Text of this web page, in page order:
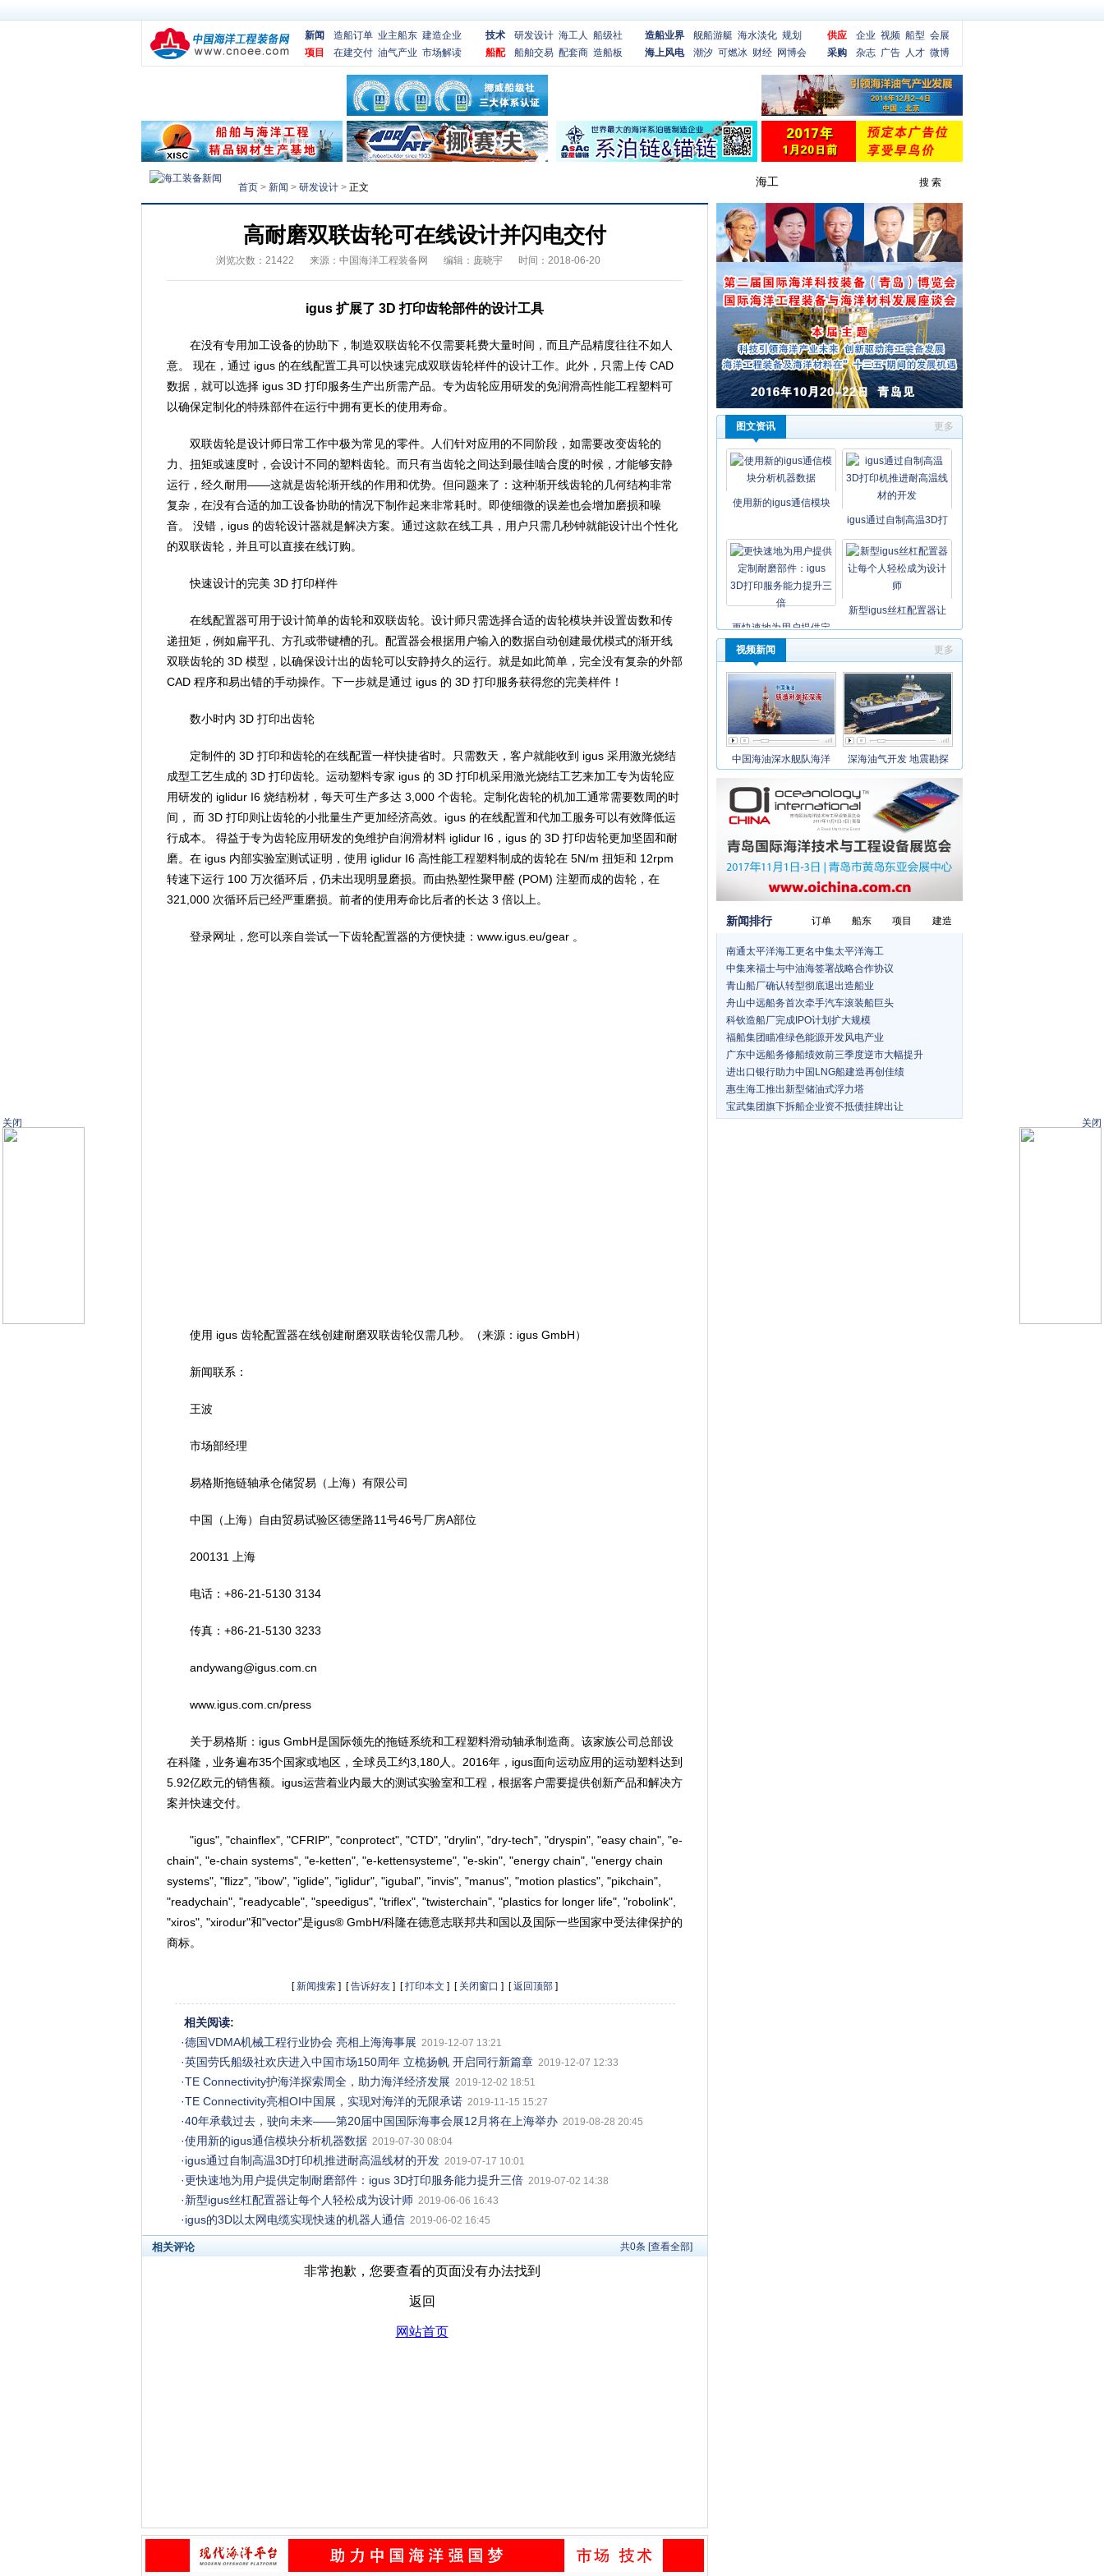
关闭
关闭
新闻 造船订单 业主船东 建造企业
项目
在建交付 油气产业 市场解读
技术 研发设计 海工人 船级社
船配
船舶交易 配套商 造船板
造船业界 舰船游艇 海水淡化 规划
海上风电
潮汐 可燃冰 财经 网博会
供应 企业 视频 船型 会展
采购
杂志 广告 人才 微博
首页 > 新闻 > 研发设计 > 正文
高耐磨双联齿轮可在线设计并闪电交付
浏览次数： 21422 来源： 中国海洋工程装备网 编辑：庞晓宇 时间：2018-06-20
igus 扩展了 3D 打印齿轮部件的设计工具
在没有专用加工设备的协助下，制造双联齿轮不仅需要耗费大量时间，而且产品精度往往不如人
意。 现在，通过 igus 的在线配置工具可以快速完成双联齿轮样件的设计工作。此外，只需上传 CAD
数据，就可以选择 igus 3D 打印服务生产出所需产品。专为齿轮应用研发的免润滑高性能工程塑料可
以确保定制化的特殊部件在运行中拥有更长的使用寿命。
双联齿轮是设计师日常工作中极为常见的零件。人们针对应用的不同阶段，如需要改变齿轮的
力、扭矩或速度时，会设计不同的塑料齿轮。而只有当齿轮之间达到最佳啮合度的时候，才能够安静
运行，经久耐用——这就是齿轮渐开线的作用和优势。但问题来了：这种渐开线齿轮的几何结构非常
复杂，在没有合适的加工设备协助的情况下制作起来非常耗时。即使细微的误差也会增加磨损和噪
音。 没错，igus 的齿轮设计器就是解决方案。通过这款在线工具，用户只需几秒钟就能设计出个性化
的双联齿轮，并且可以直接在线订购。
快速设计的完美 3D 打印样件
在线配置器可用于设计简单的齿轮和双联齿轮。设计师只需选择合适的齿轮模块并设置齿数和传
递扭矩，例如扁平孔、方孔或带键槽的孔。配置器会根据用户输入的数据自动创建最优模式的渐开线
双联齿轮的 3D 模型，以确保设计出的齿轮可以安静持久的运行。就是如此简单，完全没有复杂的外部
CAD 程序和易出错的手动操作。下一步就是通过 igus 的 3D 打印服务获得您的完美样件！
数小时内 3D 打印出齿轮
定制件的 3D 打印和齿轮的在线配置一样快捷省时。只需数天，客户就能收到 igus 采用激光烧结
成型工艺生成的 3D 打印齿轮。运动塑料专家 igus 的 3D 打印机采用激光烧结工艺来加工专为齿轮应
用研发的 iglidur I6 烧结粉材，每天可生产多达 3,000 个齿轮。定制化齿轮的机加工通常需要数周的时
间， 而 3D 打印则让齿轮的小批量生产更加经济高效。igus 的在线配置和代加工服务可以有效降低运
行成本。 得益于专为齿轮应用研发的免维护自润滑材料 iglidur I6，igus 的 3D 打印齿轮更加坚固和耐
磨。在 igus 内部实验室测试证明，使用 iglidur I6 高性能工程塑料制成的齿轮在 5N/m 扭矩和 12rpm
转速下运行 100 万次循环后，仍未出现明显磨损。而由热塑性聚甲醛 (POM) 注塑而成的齿轮，在
321,000 次循环后已经严重磨损。前者的使用寿命比后者的长达 3 倍以上。
登录网址，您可以亲自尝试一下齿轮配置器的方便快捷：www.igus.eu/gear 。
使用 igus 齿轮配置器在线创建耐磨双联齿轮仅需几秒。（来源：igus GmbH）
新闻联系：
王波
市场部经理
易格斯拖链轴承仓储贸易（上海）有限公司
中国（上海）自由贸易试验区德堡路11号46号厂房A部位
200131 上海
电话：+86-21-5130 3134
传真：+86-21-5130 3233
andywang@igus.com.cn
www.igus.com.cn/press
关于易格斯：igus GmbH是国际领先的拖链系统和工程塑料滑动轴承制造商。该家族公司总部设
在科隆，业务遍布35个国家或地区，全球员工约3,180人。2016年，igus面向运动应用的运动塑料达到
5.92亿欧元的销售额。igus运营着业内最大的测试实验室和工程，根据客户需要提供创新产品和解决方
案并快速交付。
"igus", "chainflex", "CFRIP", "conprotect", "CTD", "drylin", "dry-tech", "dryspin", "easy chain", "e-
chain", "e-chain systems", "e-ketten", "e-kettensysteme", "e-skin", "energy chain", "energy chain
systems", "flizz", "ibow", "iglide", "iglidur", "igubal", "invis", "manus", "motion plastics", "pikchain",
"readychain", "readycable", "speedigus", "triflex", "twisterchain", "plastics for longer life", "robolink",
"xiros", "xirodur"和"vector"是igus® GmbH/科隆在德意志联邦共和国以及国际一些国家中受法律保护的
商标。
[新闻搜索 ] [告诉好友 ] [打印本文 ] [ 关闭窗口 ] [返回顶部 ]
相关阅读:
·德国VDMA机械工程行业协会 亮相上海海事展 2019-12-07 13:21
·英国劳氏船级社欢庆进入中国市场150周年 立桅扬帆 开启同行新篇章 2019-12-07 12:33
·TE Connectivity护海洋探索周全，助力海洋经济发展 2019-12-02 18:51
·TE Connectivity亮相OI中国展，实现对海洋的无限承诺 2019-11-15 15:27
·40年承载过去，驶向未来——第20届中国国际海事会展12月将在上海举办 2019-08-28 20:45
·使用新的igus通信模块分析机器数据 2019-07-30 08:04
·igus通过自制高温3D打印机推进耐高温线材的开发 2019-07-17 10:01
·更快速地为用户提供定制耐磨部件：igus 3D打印服务能力提升三倍 2019-07-02 14:38
·新型igus丝杠配置器让每个人轻松成为设计师 2019-06-06 16:43
·igus的3D以太网电缆实现快速的机器人通信 2019-06-02 16:45
共0条 [查看全部]
相关评论
更多
图文资讯
使用新的igus通信模块
igus通过自制高温3D打
更快速地为用户提供定
新型igus丝杠配置器让
更多
视频新闻
中国海油深水舰队海洋 深海油气开发 地震勘探
新闻排行 建造
项目
船东
订单
南通太平洋海工更名中集太平洋海工
中集来福士与中油海签署战略合作协议
青山船厂确认转型彻底退出造船业
舟山中远船务首次牵手汽车滚装船巨头
科钦造船厂完成IPO计划扩大规模
福船集团瞄准绿色能源开发风电产业
广东中远船务修船绩效前三季度逆市大幅提升
进出口银行助力中国LNG船建造再创佳绩
惠生海工推出新型储油式浮力塔
宝武集团旗下拆船企业资不抵债挂牌出让